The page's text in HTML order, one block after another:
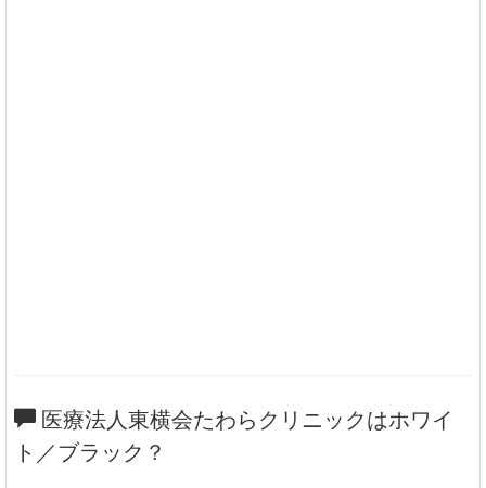
医療法人東横会たわらクリニックはホワイ
ト／ブラック？